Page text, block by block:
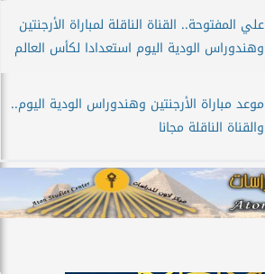
علي المفتوحة.. القناة الناقلة لمباراة الأرجنتين
وهندوراس الودية اليوم استعدادا لكأس العالم
موعد مباراة الأرجنتين وهندوراس الودية اليوم..
والقناة الناقلة مجانا